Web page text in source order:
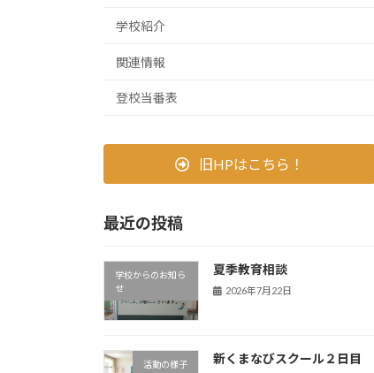
学校紹介
関連情報
登校当番表
旧HPはこちら！
最近の投稿
学校からのお知ら
せ
夏季教育相談
2026年7月22日
活動の様子 新くまなびスクール２日目